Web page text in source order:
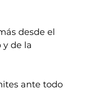
desde el
de la
ante todo